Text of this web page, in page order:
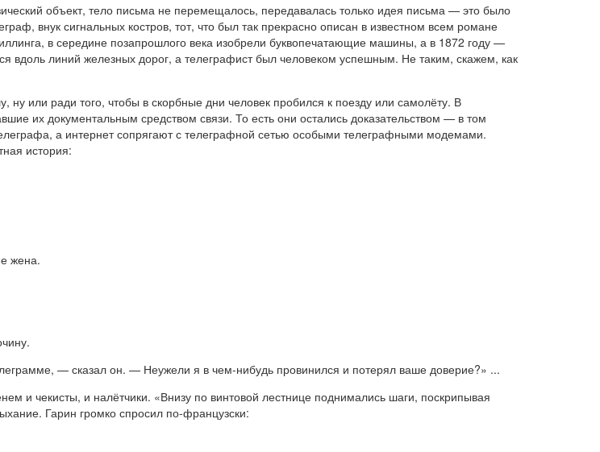
объект, тело письма не перемещалось, передавалась только идея письма — это было
внук сигнальных костров, тот, что был так прекрасно описан в известном всем романе
в середине позапрошлого века изобрели буквопечатающие машины, а в 1872 году —
вдоль линий железных дорог, а телеграфист был человеком успешным. Не таким, скажем, как
или ради того, чтобы в скорбные дни человек пробился к поезду или самолёту. В
их документальным средством связи. То есть они остались доказательством — в том
а интернет сопрягают с телеграфной сетью особыми телеграфными модемами.
история:
жена.
— сказал он. — Неужели я в чем-нибудь провинился и потерял ваше доверие?» ...
и чекисты, и налётчики. «Внизу по винтовой лестнице поднимались шаги, поскрипывая
Гарин громко спросил по-французски: